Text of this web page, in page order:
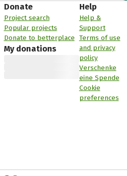
Donate
Project search
Popular projects
Donate to betterplace
My donations
Help
Help &
Support
Terms of use
and privacy
policy
Verschenke
eine Spende
Cookie
preferences